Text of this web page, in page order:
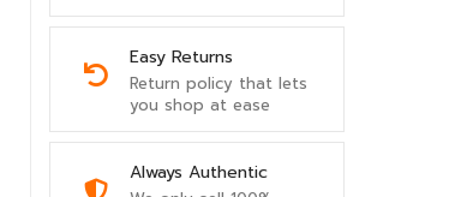
Easy Returns
Return policy that lets
you shop at ease
Always Authentic